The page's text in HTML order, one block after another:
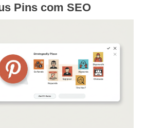
Pins com SEO